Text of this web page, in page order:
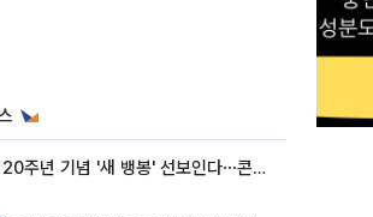
빅뱅, 20주년 기념 '새 뱅봉' 선보인다⋯콘서트 앞두고 팝업 개최